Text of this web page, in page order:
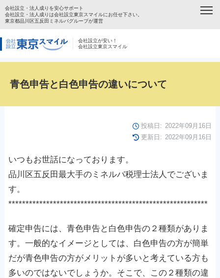
会社設立・法人成りを安心サポート
会社設立・法人成りは会社設立東京スマイルにお任せ下さい。
東京都品川区五反田ミネルバグループが運営
会社設立が安い！
会社設立東京スマイル
青色申告と白色申告の違いについて
投稿日: 2022年09月16日
更新日: 2022年09月16日
いつもお世話になっております。
品川区五反田最大手のミネルバ税理士法人でございま
す。
**********************************************************
確定申告には、青色申告と白色申告の２種類がありま
す。一般的なイメージとしては、白色申告の方が簡単
だが青色申告の方がメリットが多いと考えている方も
多いのではないでしょうか。そこで、この２種類の違